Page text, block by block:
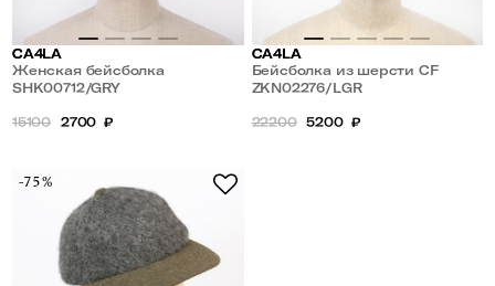
CA4LA
Женская бейсболка
SHK00712/GRY
15100 2700 ₽
CA4LA
Бейсболка из шерсти CF
BASQUE BALL CAP
ZKN02276/LGR
22200 5200 ₽
-75%